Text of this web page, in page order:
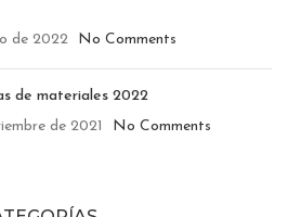
de 2022
No Comments
de materiales 2022
de 2021
No Comments